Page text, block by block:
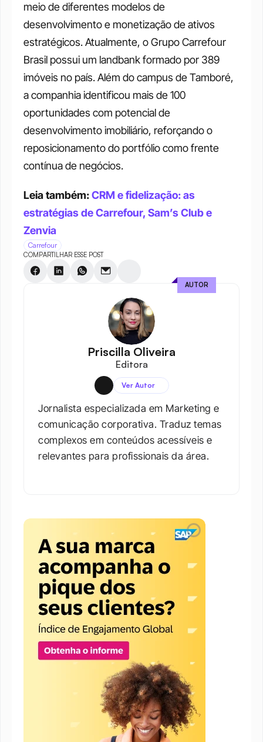
meio de diferentes modelos de
desenvolvimento e monetização de ativos
estratégicos. Atualmente, o Grupo Carrefour
Brasil possui um landbank formado por 389
imóveis no país. Além do campus de Tamboré,
a companhia identificou mais de 100
oportunidades com potencial de
desenvolvimento imobiliário, reforçando o
reposicionamento do portfólio como frente
contínua de negócios.
Leia também: CRM e fidelização: as
estratégias de Carrefour, Sam’s Club e
Zenvia
Carrefour
COMPARTILHAR ESSE POST
Priscilla Oliveira
Editora
Ver Autor
Jornalista especializada em Marketing e
comunicação corporativa. Traduz temas
complexos em conteúdos acessíveis e
relevantes para profissionais da área.​
AUTOR